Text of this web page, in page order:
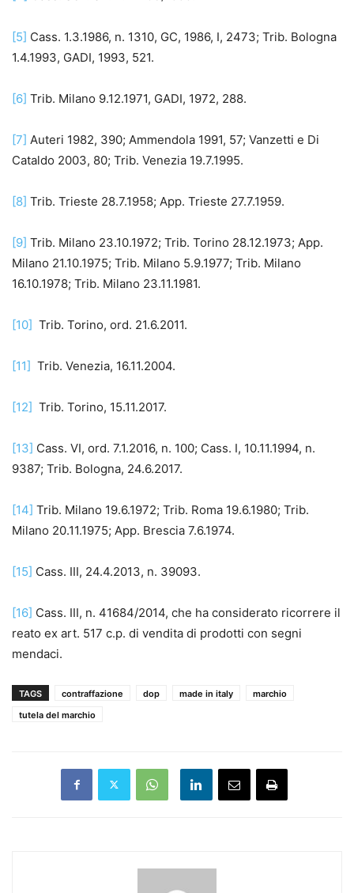
[5] Cass. 1.3.1986, n. 1310, GC, 1986, I, 2473; Trib. Bologna
1.4.1993, GADI, 1993, 521.
[6] Trib. Milano 9.12.1971, GADI, 1972, 288.
[7] Auteri 1982, 390; Ammendola 1991, 57; Vanzetti e Di
Cataldo 2003, 80; Trib. Venezia 19.7.1995.
[8] Trib. Trieste 28.7.1958; App. Trieste 27.7.1959.
[9] Trib. Milano 23.10.1972; Trib. Torino 28.12.1973; App.
Milano 21.10.1975; Trib. Milano 5.9.1977; Trib. Milano
16.10.1978; Trib. Milano 23.11.1981.
[10] Trib. Torino, ord. 21.6.2011.
[11] Trib. Venezia, 16.11.2004.
[12] Trib. Torino, 15.11.2017.
[13] Cass. VI, ord. 7.1.2016, n. 100; Cass. I, 10.11.1994, n.
9387; Trib. Bologna, 24.6.2017.
[14] Trib. Milano 19.6.1972; Trib. Roma 19.6.1980; Trib.
Milano 20.11.1975; App. Brescia 7.6.1974.
[15] Cass. III, 24.4.2013, n. 39093.
[16] Cass. III, n. 41684/2014, che ha considerato ricorrere il
reato ex art. 517 c.p. di vendita di prodotti con segni
mendaci.
TAGS contraffazione dop made in italy
marchio
tutela del marchio